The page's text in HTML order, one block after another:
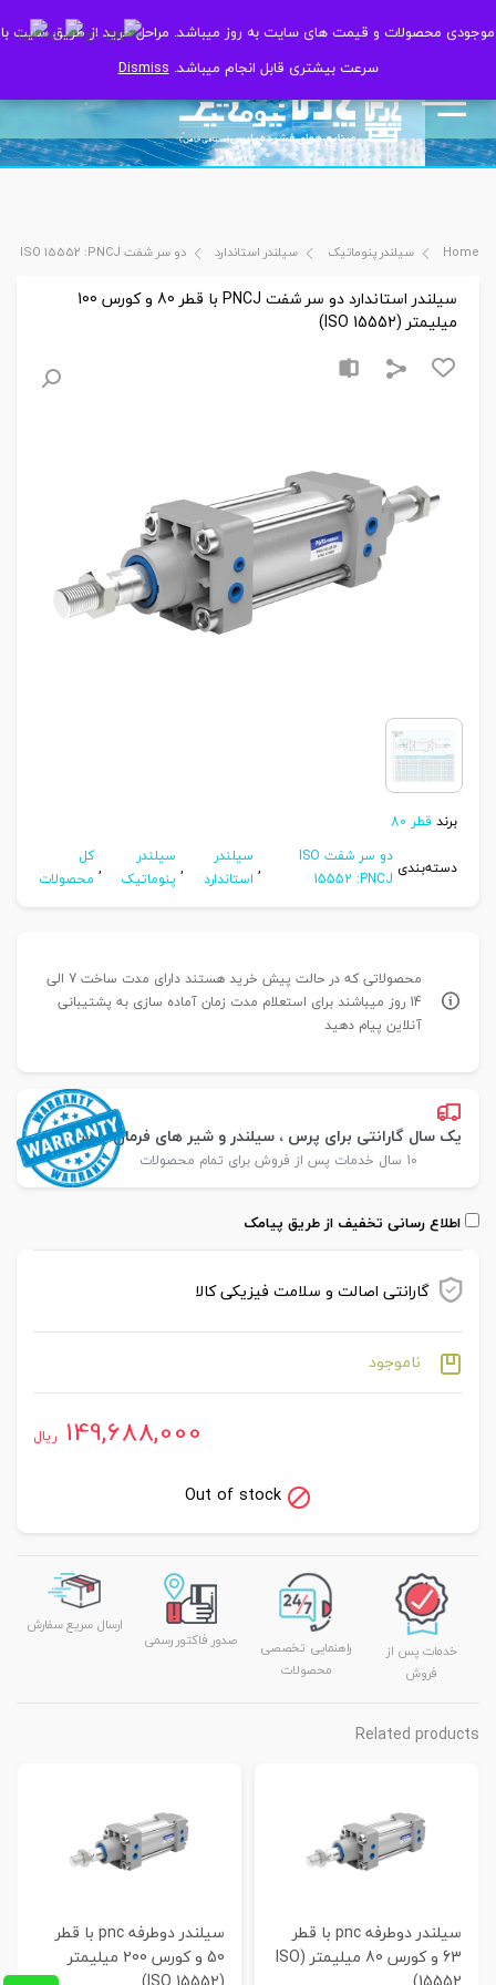
موجودی محصولات و قیمت های سایت به روز میباشد. مراحل خرید از طریق سایت با
سرعت بیشتری قابل انجام میباشد.Dismiss
موجودی محصولات و قیمت های سایت به روز میباشد. مراحل خرید از طریق سایت با
سرعت بیشتری قابل انجام میباشد.Dismiss
Home سیلندر پنوماتیک سیلندر استاندارد دو سر شفت ISO 15552 :PNCJ
سیلندر استاندارد دو سر شفت PNCJ با قطر 80 و کورس 100
میلیمتر (ISO 15552)
برند قطر 80
دسته‌بندی
دو سر شفت ISO
15552 :PNCJ
, سیلندر
استاندارد
, سیلندر
پنوماتیک
,کل
محصولات
محصولاتی که در حالت پیش خرید هستند دارای مدت ساخت 7 الی
14 روز میباشند برای استعلام مدت زمان آماده سازی به پشتیبانی
آنلاین پیام دهید
یک سال گارانتی برای پرس ، سیلندر و شیر های فرمان پارس
10 سال خدمات پس از فروش برای تمام محصولات
اطلاع رسانی تخفیف از طریق پیامک
گارانتی اصالت و سلامت فیزیکی کالا
ناموجود
149,688,000 ریال
Out of stock
خدمات پس از
فروش
راهنمایی تخصصی
محصولات
صدور فاکتور رسمی
ارسال سریع سفارش
Related products
سیلندر دوطرفه pnc با قطر
63 و کورس 80 میلیمتر (ISO
سیلندر دوطرفه pnc با قطر
50 و کورس 200 میلیمتر